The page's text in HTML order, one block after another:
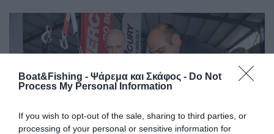
Boat&Fishing - Ψάρεμα και Σκάφος - Do Not
Process My Personal Information
If you wish to opt-out of the sale, sharing to third parties, or
processing of your personal or sensitive information for